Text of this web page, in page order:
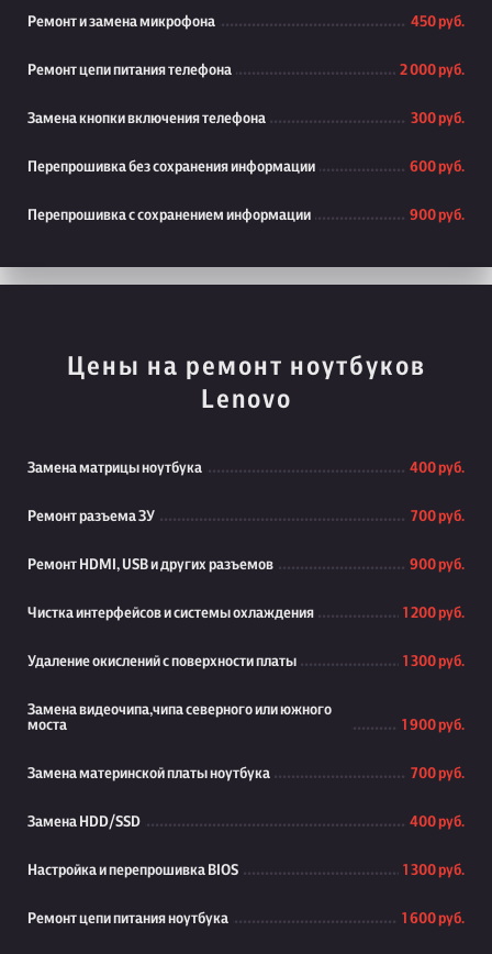
Ремонт и замена микрофона 450 руб.
Ремонт цепи питания телефона 2 000 руб.
Замена кнопки включения телефона 300 руб.
Перепрошивка без сохранения информации 600 руб.
Перепрошивка с сохранением информации 900 руб.
Цены на ремонт ноутбуков
Lenovo
Замена матрицы ноутбука 400 руб.
Ремонт разъема ЗУ 700 руб.
Ремонт HDMI, USB и других разъемов 900 руб.
Чистка интерфейсов и системы охлаждения 1 200 руб.
Удаление окислений с поверхности платы 1 300 руб.
Замена видеочипа,чипа северного или южного
моста
1 900 руб.
Замена материнской платы ноутбука 700 руб.
Замена HDD/SSD 400 руб.
Настройка и перепрошивка BIOS 1 300 руб.
Ремонт цепи питания ноутбука 1 600 руб.